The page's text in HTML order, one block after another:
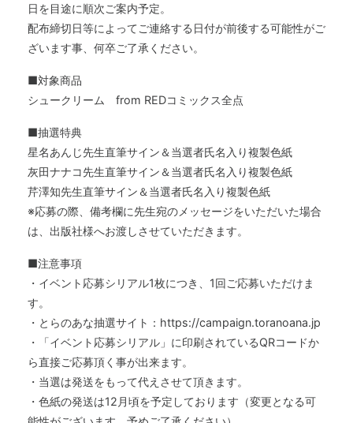
日を目途に順次ご案内予定。
配布締切日等によってご連絡する日付が前後する可能性がご
ざいます事、何卒ご了承ください。
■対象商品
シュークリーム from REDコミックス全点
■抽選特典
星名あんじ先生直筆サイン＆当選者氏名入り複製色紙
灰田ナナコ先生直筆サイン＆当選者氏名入り複製色紙
芹澤知先生直筆サイン＆当選者氏名入り複製色紙
※応募の際、備考欄に先生宛のメッセージをいただいた場合
は、出版社様へお渡しさせていただきます。
■注意事項
・イベント応募シリアル1枚につき、1回ご応募いただけま
す。
・とらのあな抽選サイト：https://campaign.toranoana.jp
・「イベント応募シリアル」に印刷されているQRコードか
ら直接ご応募頂く事が出来ます。
・当選は発送をもって代えさせて頂きます。
・色紙の発送は12月頃を予定しております（変更となる可